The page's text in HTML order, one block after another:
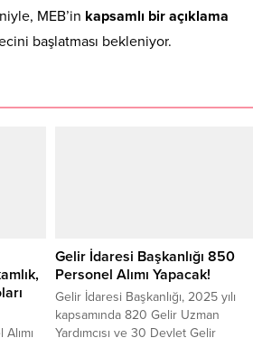
MEB’in kapsamlı bir açıklama
başlatması bekleniyor.
Gelir İdaresi Başkanlığı 850
Personel Alımı Yapacak!
Gelir İdaresi Başkanlığı, 2025 yılı
kapsamında 820 Gelir Uzman
Yardımcısı ve 30 Devlet Gelir